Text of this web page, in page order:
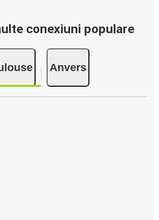
a unui bilet pe ruta
plăti în numerar la bordul
punctele de vânzare.
conexiuni populare
Anvers